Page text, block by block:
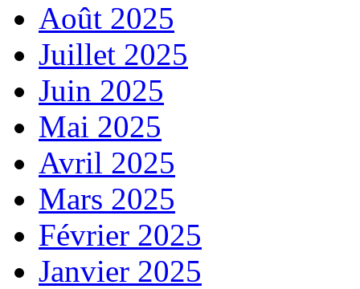
Août 2025
Juillet 2025
Juin 2025
Mai 2025
Avril 2025
Mars 2025
Février 2025
Janvier 2025